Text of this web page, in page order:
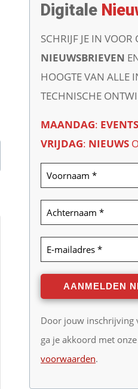
Digitale
SCHRIJF JE IN VOOR
NIEUWSBRIEVEN
HOOGTE VAN ALLE
TECHNISCHE
MAANDAG: EVENTS
VRIJDAG: NIEUWS
Door jouw inschrijving
ga je akkoord met onze
voorwaarden.